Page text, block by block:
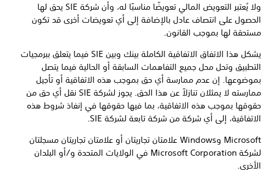
ولا يُعتبر التعويض المالي تعويضًا مناسبًا له، وأن شركة SIE يحق لها
الحصول على انتصاف عادل بالإضافة إلى أي تعويضات أخرى قد تكون
مستحقة لها بموجب القانون.
يشكل هذا الاتفاق الاتفاقية الكاملة بينك وبين SIE فيما يتعلق ببرمجيات
التطبيق وتحل محل جميع التفاهمات السابقة أو الحالية فيما يتصل
بموضوعها. إن عدم ممارسة أي حق بموجب هذه الاتفاقية أو تأجيل
ممارسته لا يمثلان تنازلاً عن هذا الحق. يجوز لشركة SIE نقل أي حق من
حقوقها بموجب هذه الاتفاقية، بما فيها حقوقها في إنفاذ شروط هذه
الاتفاقية، إلى أي شركة من شركة تابعة لشركة SIE‏.
Microsoft وWindows علامتان تجاريتان أو علامتان تجاريتان مسجلتان
لشركة Microsoft Corporation في الولايات المتحدة و/أو البلدان
الأخرى.